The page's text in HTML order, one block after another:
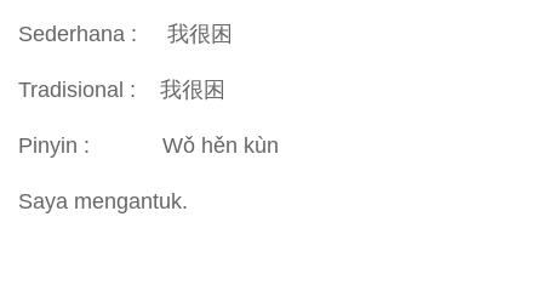
Sederhana : 我很困
Tradisional : 我很困
Pinyin : Wǒ hěn kùn
Saya mengantuk.